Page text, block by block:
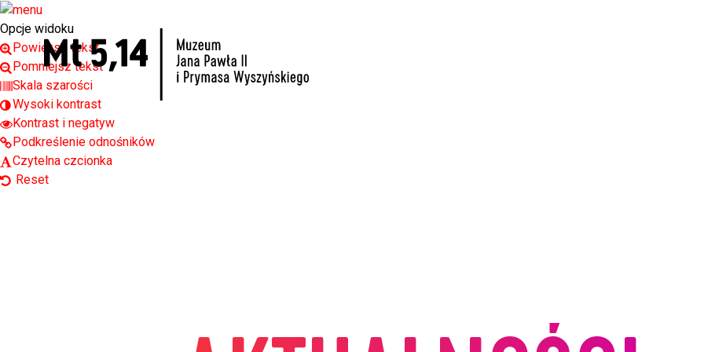
Open toolbar
Opcje widoku
Powiększ tekst
Pomniejsz tekst
Skala szarości
Wysoki kontrast
Kontrast i negatyw
Podkreślenie odnośników
Czytelna czcionka
Reset